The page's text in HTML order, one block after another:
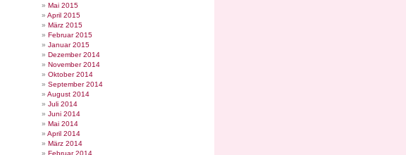
Mai 2015
April 2015
März 2015
Februar 2015
Januar 2015
Dezember 2014
November 2014
Oktober 2014
September 2014
August 2014
Juli 2014
Juni 2014
Mai 2014
April 2014
März 2014
Februar 2014